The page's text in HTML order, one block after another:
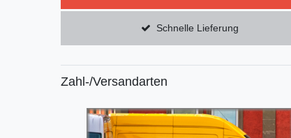
Schnelle Lieferung
Zahl-/Versandarten